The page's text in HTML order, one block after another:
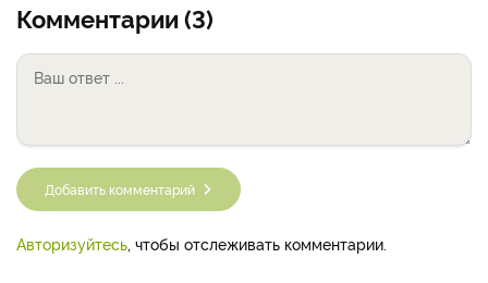
Комментарии (3)
Добавить комментарий
Авторизуйтесь, чтобы отслеживать комментарии.